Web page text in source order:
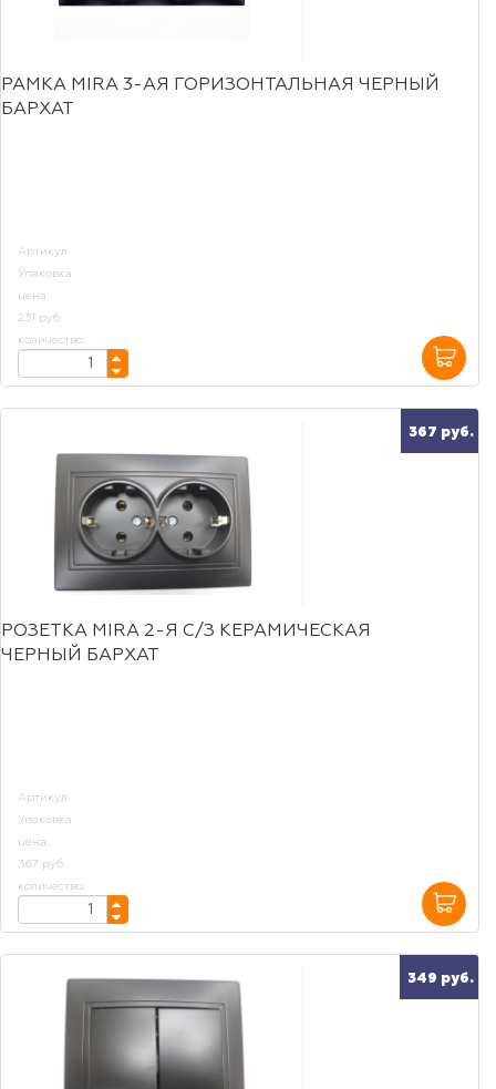
РАМКА MIRA 3-АЯ ГОРИЗОНТАЛЬНАЯ ЧЕРНЫЙ
БАРХАТ
Артикул
Упаковка
цена:
231 руб.
количество:
367 руб.
РОЗЕТКА MIRA 2-Я С/З КЕРАМИЧЕСКАЯ
ЧЕРНЫЙ БАРХАТ
Артикул
Упаковка
цена:
367 руб.
количество:
349 руб.